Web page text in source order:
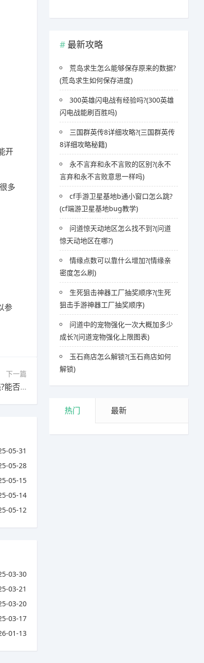
开
多
参
下一篇
下一篇：在天堂系列手游中，《天堂2M》是否为最强?能否全面胜过《天堂2:血盟》?
05-31
05-28
05-15
05-14
05-12
03-30
03-21
03-20
03-17
01-13
最新攻略
荒岛求生怎么能够保存原来的数据?
(荒岛求生如何保存进度)
300英雄闪电战有经验吗?(300英雄
闪电战能刷百胜吗)
三国群英传8详细攻略?(三国群英传
8详细攻略秘籍)
永不言弃和永不言败的区别?(永不
言弃和永不言败意思一样吗)
cf手游卫星基地b通小窗口怎么跳?
(cf端游卫星基地bug教学)
问道惊天动地区怎么找不到?(问道
惊天动地区在哪?)
情缘点数可以靠什么增加?(情缘亲
密度怎么刷)
生死狙击神器工厂抽奖顺序?(生死
狙击手游神器工厂抽奖顺序)
问道中的宠物强化一次大概加多少
成长?(问道宠物强化上限图表)
玉石商店怎么解锁?(玉石商店如何
解锁)
热门 最新